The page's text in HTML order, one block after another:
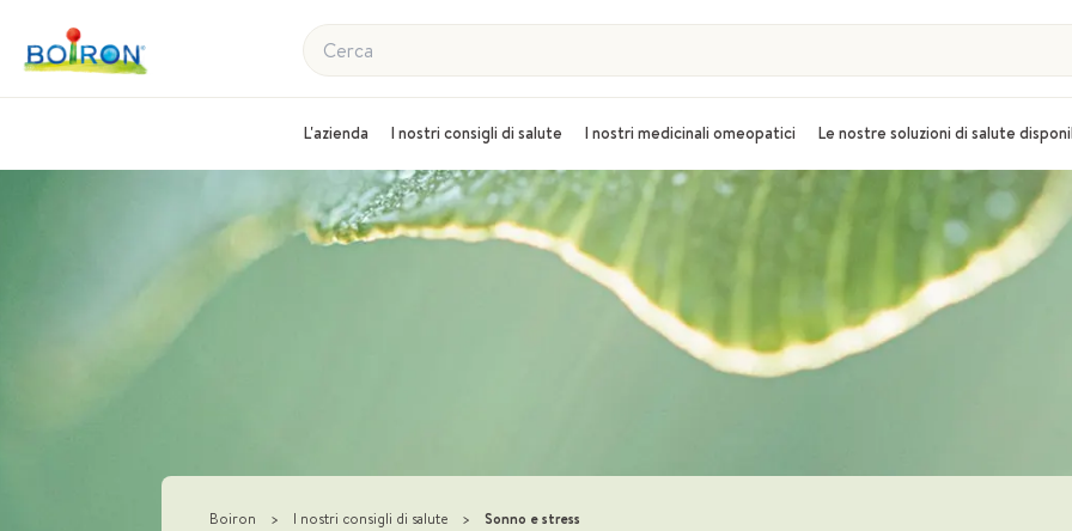
Cerca
L'azienda I nostri consigli di salute I nostri medicinali omeopatici Le nostre soluzioni di salute
Boiron > I nostri consigli di salute > Sonno e stress